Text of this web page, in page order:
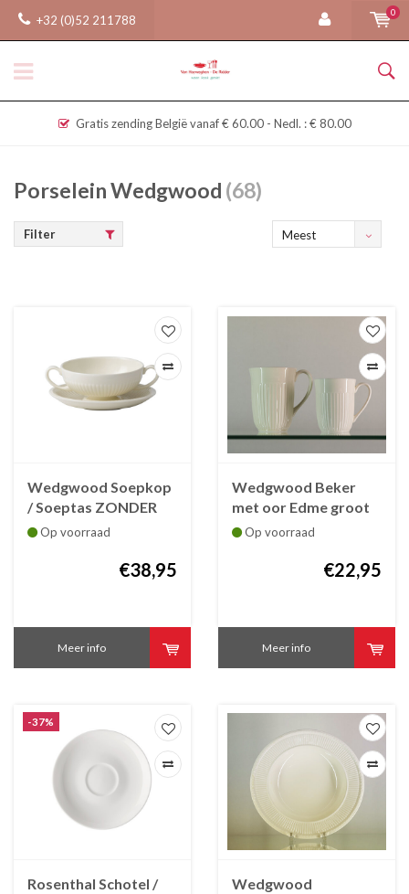
+32 (0)52 211788
0
Gratis zending België vanaf € 60.00 - Nedl. : € 80.00
Porselein Wedgwood (68)
Filter
Meest
Wedgwood Soepkop
/ Soeptas ZONDER
ONDERTAS Edme 21
Op voorraad
€38,95
Meer info
Wedgwood Beker
met oor Edme groot
Op voorraad
€22,95
Meer info
-37%
Rosenthal Schotel /
Wedgwood